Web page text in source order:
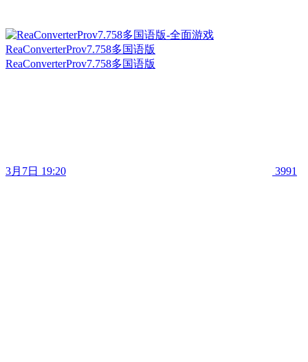
ReaConverterProv7.758多国语版
ReaConverterProv7.758多国语版
3月7日 19:20 3991